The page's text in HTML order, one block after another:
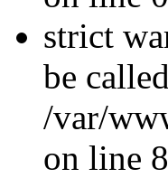
strict
be
/var/
on line